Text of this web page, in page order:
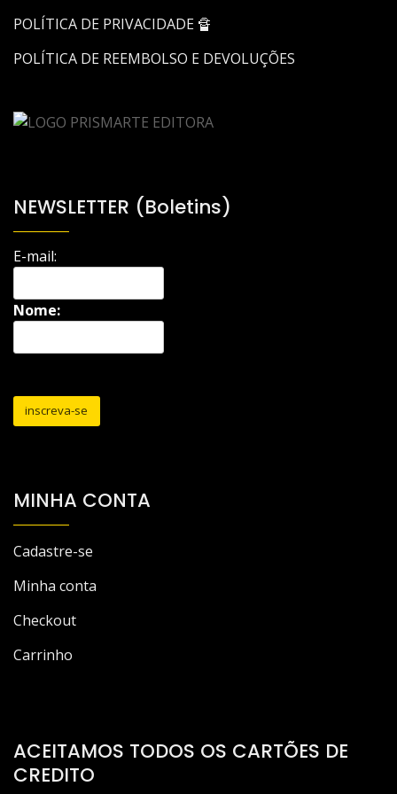
POLÍTICA DE PRIVACIDADE 🔏
POLÍTICA DE REEMBOLSO E DEVOLUÇÕES
NEWSLETTER (Boletins)
E-mail:
Nome:
MINHA CONTA
Cadastre-se
Minha conta
Checkout
Carrinho
ACEITAMOS TODOS OS CARTÕES DE
CREDITO